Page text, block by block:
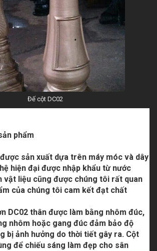
Đế cột DC02
phẩm
sản xuất dựa trên máy móc và dây
hiện đại được nhập khẩu từ nước
vật liệu cũng được chúng tôi rất quan
của chúng tôi cam kết đạt chất
DC02 thân được làm bằng nhôm đúc,
nhôm hoặc gang đúc đảm bảo độ
bị ảnh hưởng do thời tiết gây ra. Cột
để chiếu sáng làm đẹp cho sân